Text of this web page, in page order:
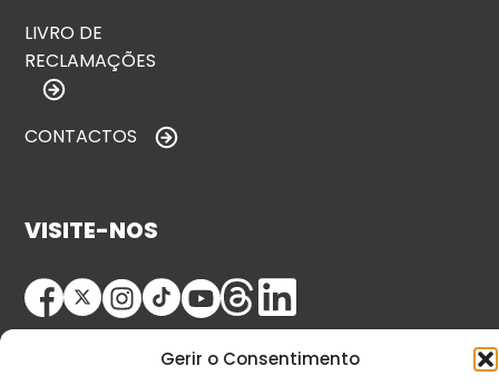
Gerir o Consentimento
LIVRO DE
RECLAMAÇÕES
CONTACTOS
VISITE-NOS